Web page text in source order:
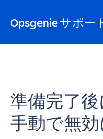
Opsgenie サポー
準備完了後
手動で無